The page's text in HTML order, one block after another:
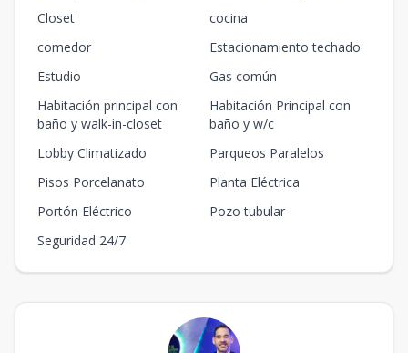
Closet
cocina
comedor
Estacionamiento techado
Estudio
Gas común
Habitación principal con
baño y walk-in-closet
Habitación Principal con
baño y w/c
Lobby Climatizado
Parqueos Paralelos
Pisos Porcelanato
Planta Eléctrica
Portón Eléctrico
Pozo tubular
Seguridad 24/7